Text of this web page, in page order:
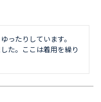
ったりしています。
た。ここは着用を繰り